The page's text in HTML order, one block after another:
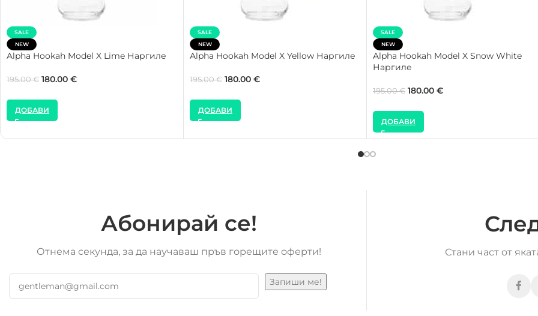
SALE
NEW
Alpha Hookah Model X Lime Наргиле
195.00€ 180.00 €
ДОБАВИ
SALE
NEW
Alpha Hookah Model X Yellow Наргиле
195.00€ 180.00 €
ДОБАВИ
SALE
NEW
Alpha Hookah Model X Snow White
Наргиле
195.00€ 180.00 €
ДОБАВИ
Абонирай се!
Отнема секунда, за да научаваш пръв горещите оферти! Стани част от